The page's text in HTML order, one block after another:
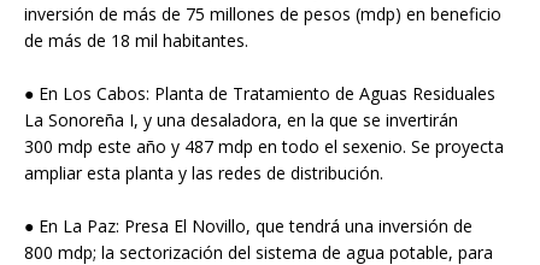
inversión de más de 75 millones de pesos (mdp) en beneficio
de más de 18 mil habitantes.
● En Los Cabos: Planta de Tratamiento de Aguas Residuales
La Sonoreña I, y una desaladora, en la que se invertirán
300 mdp este año y 487 mdp en todo el sexenio. Se proyecta
ampliar esta planta y las redes de distribución.
● En La Paz: Presa El Novillo, que tendrá una inversión de
800 mdp; la sectorización del sistema de agua potable, para